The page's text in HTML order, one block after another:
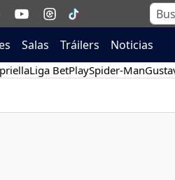
Salas Tráilers Noticias
Liga BetPlaySpider-Man